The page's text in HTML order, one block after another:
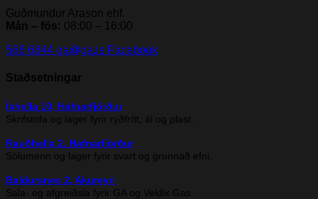
Guðmundur Arason ehf.
Mán – fös: 08:00 – 16:00
568 6844 ga@ga.is Facebook
Staðsetningar
Íshella 10, Hafnarfjörður
Skrifstofa og lager fyrir ryðfrítt, ál og plast.
Rauðhella 2, Hafnarfjörður
Sölumenn og lager fyrir svart og grunnað efni.
Baldursnes 2, Akureyri
Sala- og afgreiðsla fyrir GA og Veldix Gas